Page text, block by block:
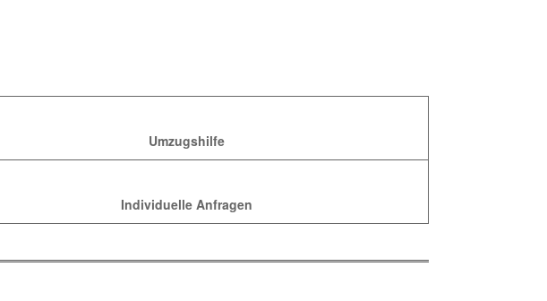
Umzugshilfe
Individuelle Anfragen